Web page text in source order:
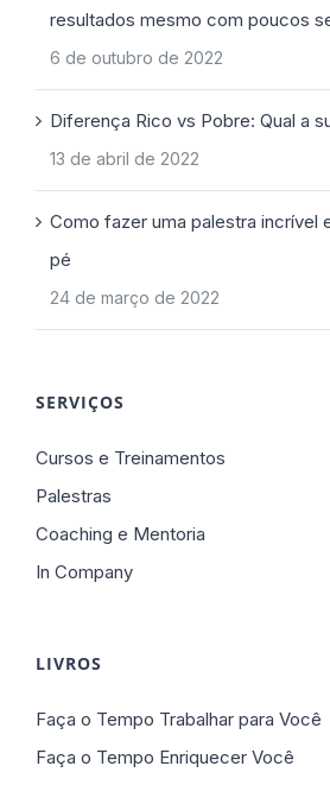
resultados mesmo com poucos
6 de outubro de 2022
Diferença Rico vs Pobre: Qual a
13 de abril de 2022
Como fazer uma palestra incrível
pé
24 de março de 2022
SERVIÇOS
Cursos e Treinamentos
Palestras
Coaching e Mentoria
In Company
LIVROS
Faça o Tempo Trabalhar para Você
Faça o Tempo Enriquecer Você